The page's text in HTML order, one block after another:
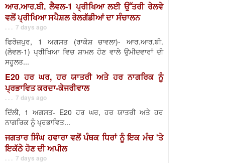
ਆਰ.ਆਰ.ਬੀ. ਲੈਵਲ-1 ਪ੍ਰੀਖਿਆ ਲਈ ਉੱਤਰੀ ਰੇਲਵੇ
ਵਲੋਂ ਪ੍ਰੀਖਿਆ ਸਪੈਸ਼ਲ ਰੇਲਗੱਡੀਆਂ ਦਾ ਸੰਚਾਲਨ
. . . 7 days ago
ਫਿਰੋਜ਼ਪੁਰ, 1 ਅਗਸਤ (ਰਾਕੇਸ਼ ਚਾਵਲਾ)- ਆਰ.ਆਰ.ਬੀ.
(ਲੇਵਲ-1) ਪ੍ਰੀਖਿਆ ਵਿਚ ਸ਼ਾਮਲ ਹੋਣ ਵਾਲੇ ਉਮੀਦਵਾਰਾਂ ਦੀ
ਸਹੂਲਤ...
E20 ਹਰ ਘਰ, ਹਰ ਯਾਤਰੀ ਅਤੇ ਹਰ ਨਾਗਰਿਕ ਨੂੰ
ਪ੍ਰਭਾਵਿਤ ਕਰਦਾ-ਕੇਜਰੀਵਾਲ
. . . 7 days ago
ਦਿੱਲੀ, 1 ਅਗਸਤ- E20 ਹਰ ਘਰ, ਹਰ ਯਾਤਰੀ ਅਤੇ ਹਰ
ਨਾਗਰਿਕ ਨੂੰ ਪ੍ਰਭਾਵਿਤ...
ਜਗਤਾਰ ਸਿੰਘ ਹਵਾਰਾ ਵਲੋਂ ਪੰਥਕ ਧਿਰਾਂ ਨੂੰ ਇਕ ਮੰਚ 'ਤੇ
ਇਕੱਠੇ ਹੋਣ ਦੀ ਅਪੀਲ
. . . 7 days ago